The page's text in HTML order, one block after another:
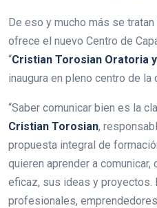
De eso y mucho más se
ofrece el nuevo Centro de
“Cristian Torosian Oratoria
inaugura en pleno centro de la
“Saber comunicar bien es la
Cristian Torosian,
propuesta integral de
quieren aprender a comunicar,
eficaz, sus ideas y
profesionales,